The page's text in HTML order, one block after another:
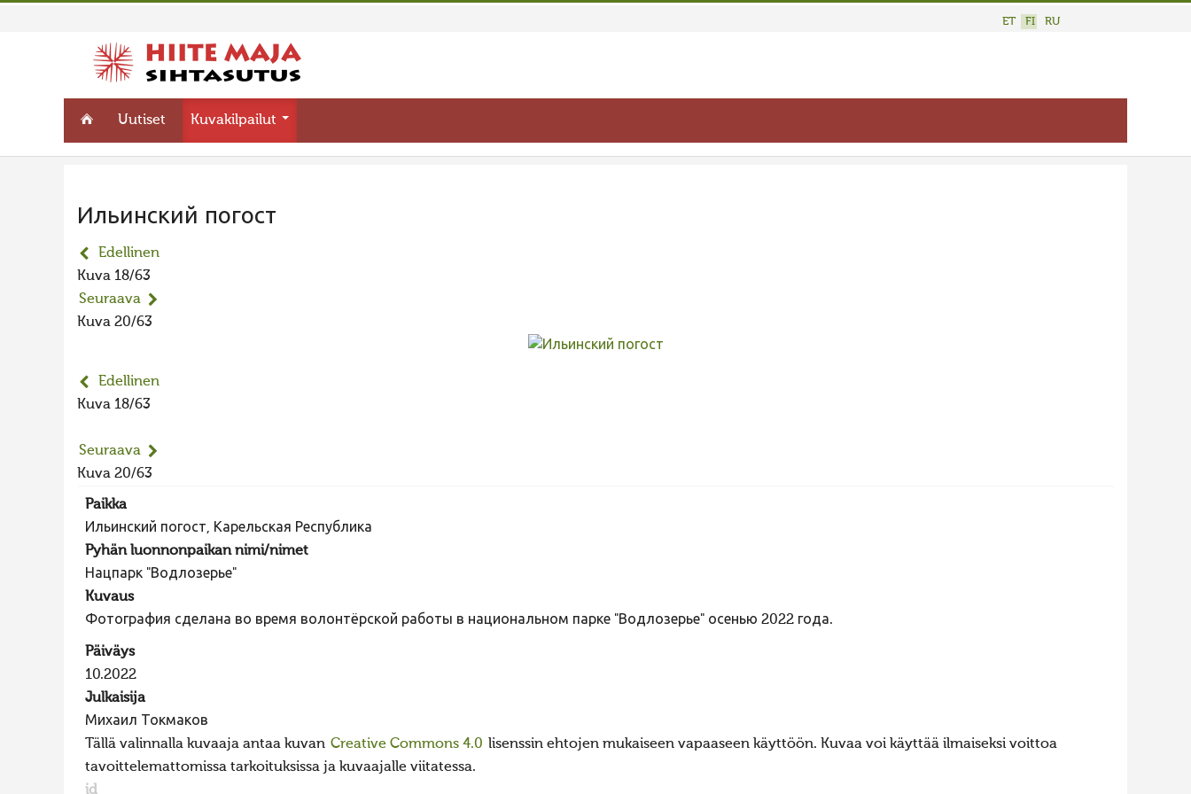
ET FI RU
Uutiset Kuvakilpailut
Ильинский погост
Edellinen
Kuva 18/63
Seuraava
Kuva 20/63
Edellinen
Kuva 18/63
Seuraava
Kuva 20/63
Paikka
Ильинский погост, Карельская Республика
Pyhän luonnonpaikan nimi/nimet
Нацпарк "Водлозерье"
Kuvaus
Фотография сделана во время волонтёрской работы в национальном парке "Водлозерье" осенью 2022 года.
Päiväys
10.2022
Julkaisija
Михаил Токмаков
Tällä valinnalla kuvaaja antaa kuvan Creative Commons 4.0 lisenssin ehtojen mukaiseen vapaaseen käyttöön. Kuvaa voi käyttää ilmaiseksi voittoa
tavoittelemattomissa tarkoituksissa ja kuvaajalle viitatessa.
id